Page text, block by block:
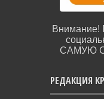
Внимание!
САМУЮ
РЕДАКЦИЯ